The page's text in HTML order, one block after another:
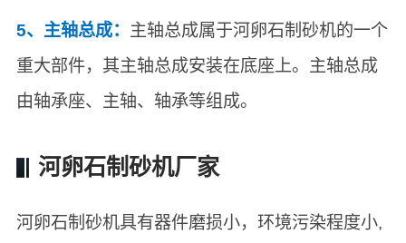
5、主轴总成： 主轴总成属于河卵石制砂机的一个
重大部件，其主轴总成安装在底座上。主轴总成
由轴承座、主轴、轴承等组成。
河卵石制砂机厂家
河卵石制砂机具有器件磨损小，环境污染程度小,